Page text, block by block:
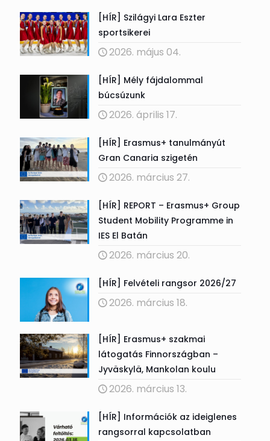
[HÍR] Szilágyi Lara Eszter
sportsikerei
2026. május 04.
[HÍR] Mély fájdalommal
búcsúzunk
2026. április 17.
[HÍR] Erasmus+ tanulmányút
Gran Canaria szigetén
2026. március 27.
[HÍR] REPORT – Erasmus+ Group
Student Mobility Programme in
IES El Batán
2026. március 20.
[HÍR] Felvételi rangsor 2026/27
2026. március 18.
[HÍR] Erasmus+ szakmai
látogatás Finnországban –
Jyväskylä, Mankolan koulu
2026. március 13.
[HÍR] Információk az ideiglenes
rangsorral kapcsolatban